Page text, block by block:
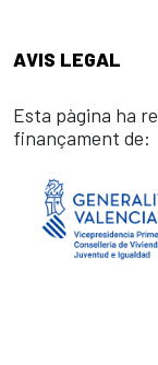
AVIS LEGAL
Esta pàgina ha
finançament de: